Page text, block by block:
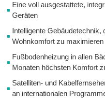
Eine voll ausgestattete,
Geräten
Intelligente Gebäudetechnik,
Wohnkomfort zu maximieren
Fußbodenheizung in allen
Monaten höchsten Komfort
Satelliten- und
an internationalen